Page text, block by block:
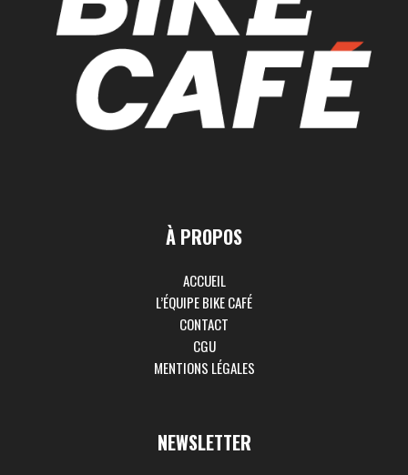
À PROPOS
ACCUEIL
L’ÉQUIPE BIKE CAFÉ
CONTACT
CGU
MENTIONS LÉGALES
NEWSLETTER